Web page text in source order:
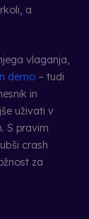
a
vlaganja,
demo – tudi
in
uživati v
S pravim
crash
za